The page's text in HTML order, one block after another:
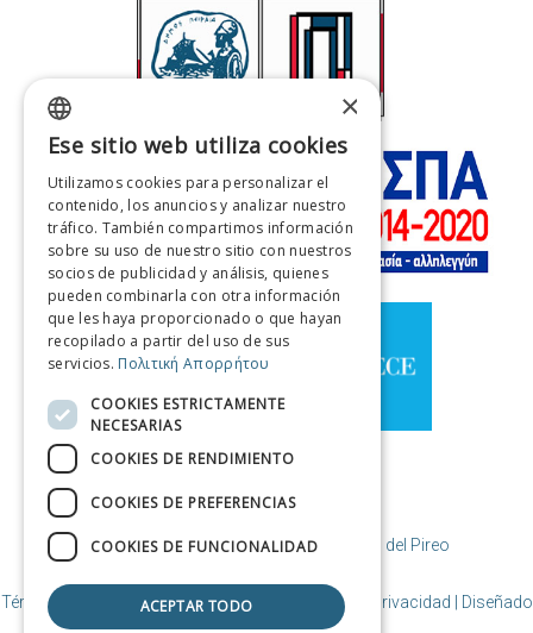
© Copyright Destino El Pireo / Municipio del Pireo
Términos de uso | Política de cookies | Política de privacidad
| Diseñado
y creado por Cosmote.
GREEK
ENGLISH
FRENCH
ITALIAN
GERMAN
SPANISH
CHINESE (SIMPLIFIED)
CHINESE
×
Ese sitio web utiliza cookies
Utilizamos cookies para personalizar el
contenido, los anuncios y analizar nuestro
tráfico. También compartimos información
sobre su uso de nuestro sitio con nuestros
socios de publicidad y análisis, quienes
pueden combinarla con otra información
que les haya proporcionado o que hayan
recopilado a partir del uso de sus
servicios. Πολιτική Απορρήτου
COOKIES ESTRICTAMENTE
NECESARIAS
COOKIES DE RENDIMIENTO
COOKIES DE PREFERENCIAS
COOKIES DE FUNCIONALIDAD
ACEPTAR TODO